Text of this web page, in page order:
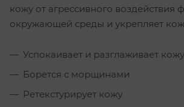
кожу от агрессивного воздействия
окружающей среды и укрепляет
Успокаивает и разглаживает кожу
Борется с морщинами
Ретекстурирует кожу